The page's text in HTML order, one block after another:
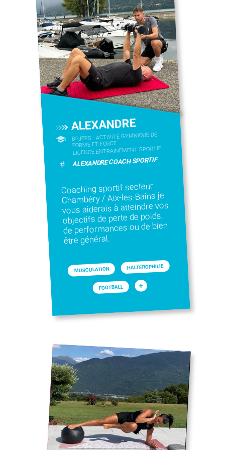
ALEXANDRE
BPJEPS - ACTIVITÉ GYMNIQUE DE
FORME ET FORCE
LICENCE ENTRAINEMENT SPORTIF
# ALEXANDRE COACH SPORTIF
Coaching sportif secteur
Chambéry / Aix-les-Bains je
vous aiderais à atteindre vos
objectifs de perte de poids,
de performances ou de bien
être général.
MUSCULATION HALTÉROPHILIE
FOOTBALL +